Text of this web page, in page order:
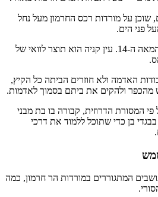
שוכן על מורדות רכס החרמון מעל נחל
הכפר קיים במיקום זה החל מהמאה ה-14. עין קניה הוא תוצר לוואי של
האדמה ולא חוזרים הביתה כל הקיץ,
מהכפר ולהקים את ביתם בסמוך לאדמות.
המסורת הדרוזית, קבורה בו בת מבני
בן כדי שתוכל ללמוד את דרכי
מאירה מעל 11,000 תושבים המתגוררים במורדות הר חרמון, כמה